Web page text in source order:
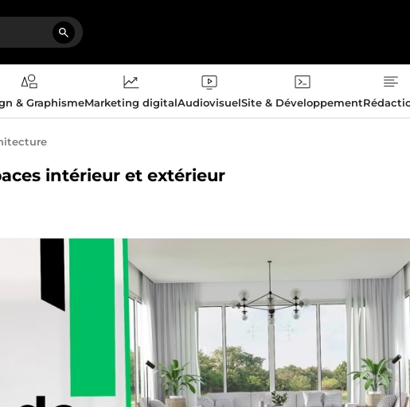
& GraphismeMarketing digitalAudiovisuelSite & Développement
intérieur et extérieur